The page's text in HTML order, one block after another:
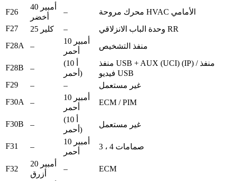
F26
40 أمبير
أخضر
–
محرك مروحة HVAC الأمامي
F27
25 كلير –
وحدة الباب الانزلاقي RR
F28A
–
10 أمبير
أحمر
منفذ التشخيص
F28B –
(10 أ
أحمر)
منفذ USB + AUX (UCI) (IP) / منفذ
فيديو USB
F29
– –
غير مستعمل
F30A
–
10 أمبير
أحمر
ECM / PIM
F30B –
(10 أ
أحمر)
غير مستعمل
F31 –
10 أمبير
أحمر
3 ، 4 صمامات
F32
20 أمبير
أزرق
– ECM